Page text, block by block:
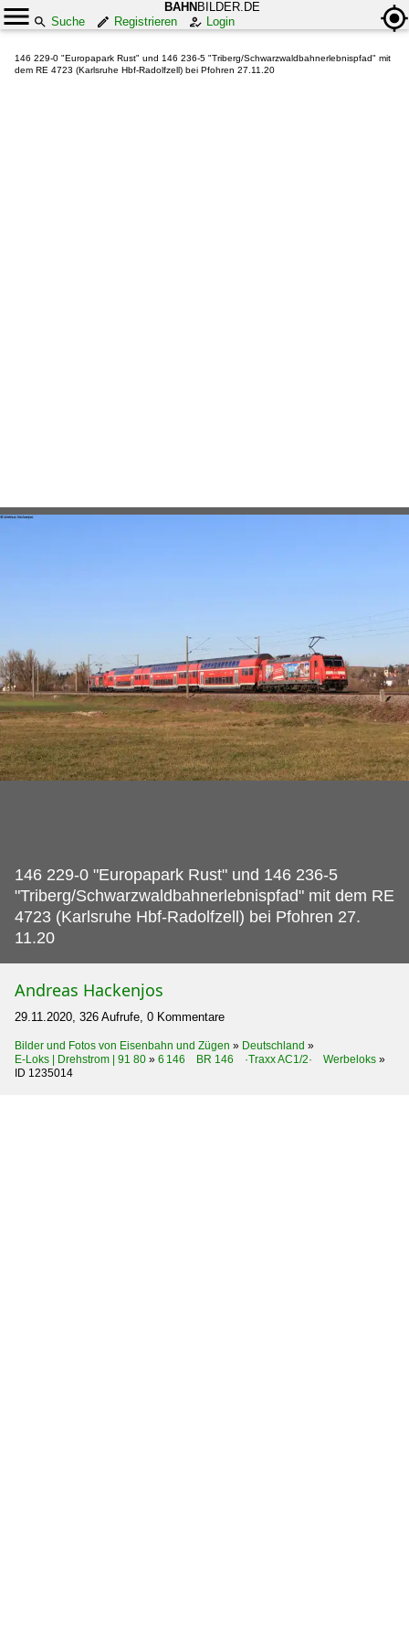
BAHN BILDER.DE
Suche
Registrieren Login
146 229-0 "Europapark Rust" und 146 236-5 "Triberg/Schwarzwaldbahnerlebnispfad" mit
dem RE 4723 (Karlsruhe Hbf-Radolfzell) bei Pfohren 27.11.20
146 229-0 "Europapark Rust" und 146 236-5
"Triberg/Schwarzwaldbahnerlebnispfad" mit dem RE
4723 (Karlsruhe Hbf-Radolfzell) bei Pfohren 27.
11.20
Andreas Hackenjos
29.11.2020, 326 Aufrufe, 0 Kommentare
Bilder und Fotos von Eisenbahn und Zügen » Deutschland »
E-Loks | Drehstrom | 91 80 » 6 146 BR 146 ·Traxx AC1/2· Werbeloks »
ID 1235014